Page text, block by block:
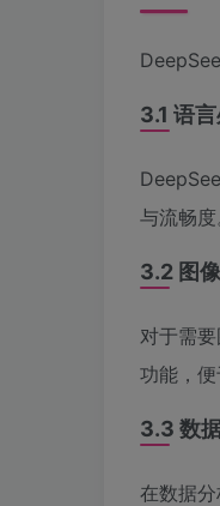
3.1 语
与流畅度
3.2 图
对于需
功能，便
3.3 数
在数据